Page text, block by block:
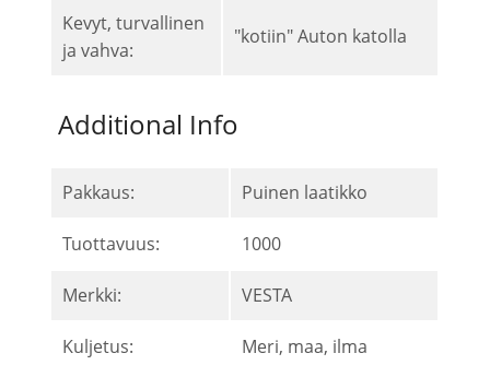
Kevyt, turvallinen
ja vahva:
"kotiin" Auton katolla
Additional Info
Pakkaus: Puinen laatikko
Tuottavuus: 1000
Merkki: VESTA
Kuljetus: Meri, maa, ilma